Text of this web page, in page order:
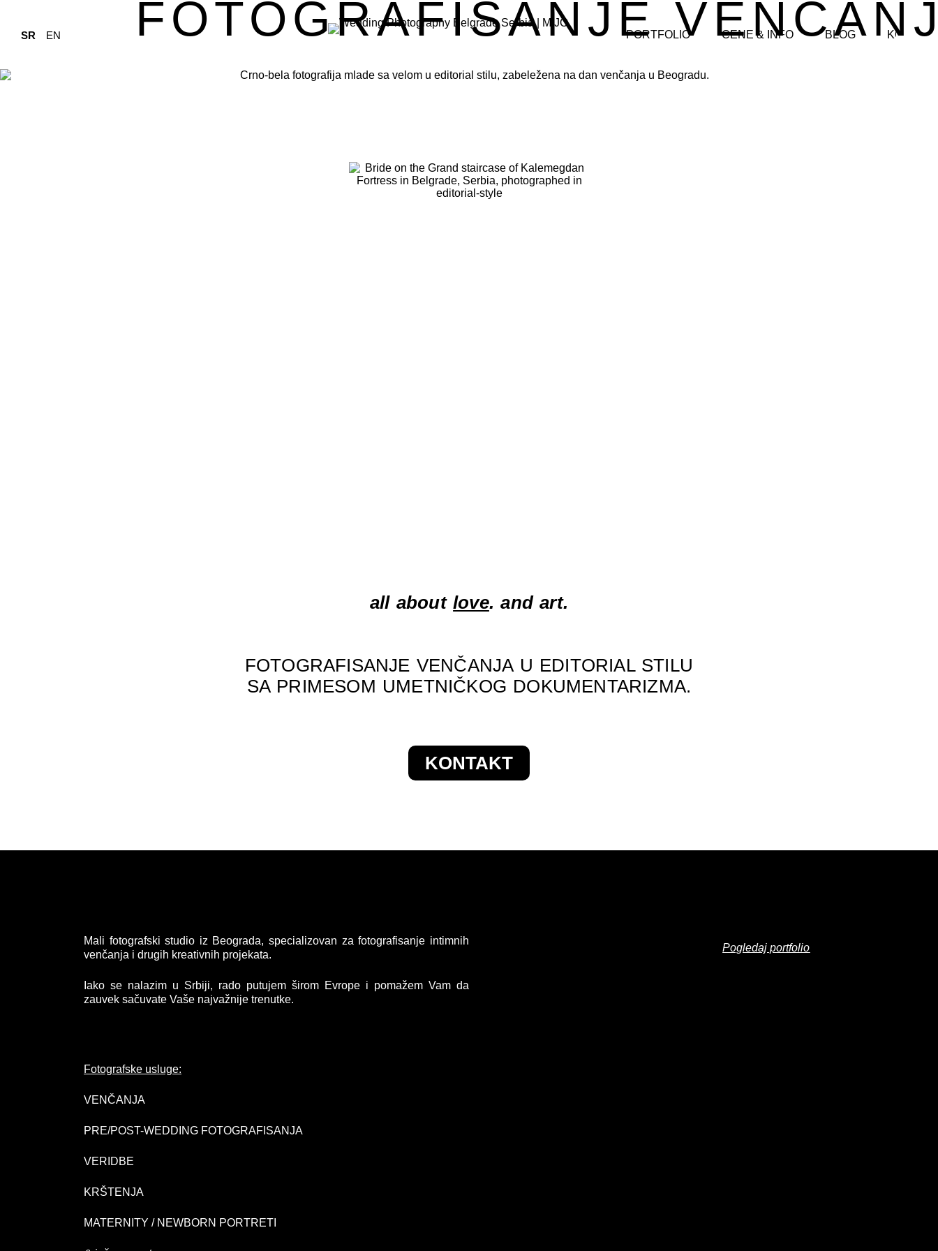
PORTFOLIO CENE & INFO BLOG
SR EN FOTOGRAFISANJE
all aboutlove. and art.
FOTOGRAFISANJE VENČANJA U EDITORIAL STILU
SA PRIMESOM UMETNIČKOG DOKUMENTARIZMA.
KONTAKT
Mali fotografski studio iz Beograda, specializovan za fotografisanje intimnih
venčanja i drugih kreativnih projekata.
Iako se nalazim u Srbiji, rado putujem širom Evrope i pomažem Vam da
zauvek sačuvate Vaše najvažnije trenutke.
Fotografske usluge:
VENČANJA
PRE/POST-WEDDING FOTOGRAFISANJA
VERIDBE
KRŠTENJA
MATERNITY / NEWBORN PORTRETI
Pogledaj portfolio